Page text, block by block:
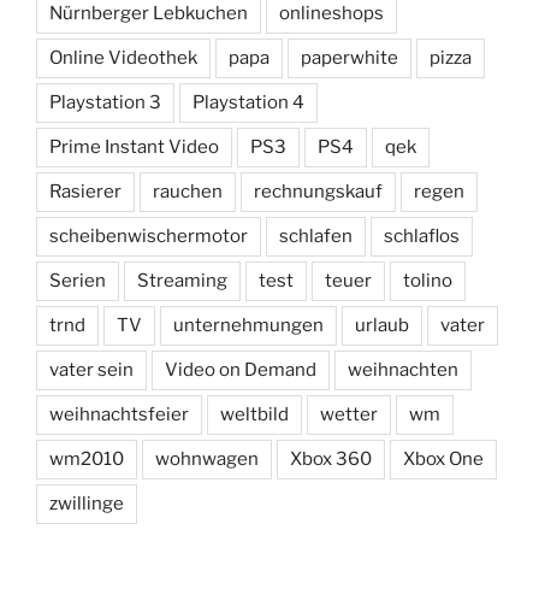
Nürnberger Lebkuchen onlineshops
Online Videothek papa paperwhite pizza
Playstation 3 Playstation 4
Prime Instant Video PS3 PS4 qek
Rasierer rauchen rechnungskauf regen
scheibenwischermotor schlafen schlaflos
Serien Streaming test teuer tolino
trnd TV unternehmungen urlaub vater
vater sein Video on Demand weihnachten
weihnachtsfeier weltbild wetter wm
wm2010 wohnwagen Xbox 360 Xbox One
zwillinge